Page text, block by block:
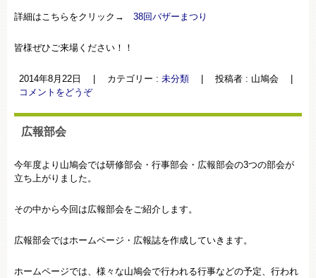
詳細はこちらをクリック→ 38回バザーまつり
皆様ぜひご来場ください！！
2014年8月22日 カテゴリー : 未分類 投稿者 : 山鳩会
コメントをどうぞ
広報部会
今年度より山鳩会では研修部会・行事部会・広報部会の3つの部会が
立ち上がりました。
その中から今回は広報部会をご紹介します。
広報部会ではホームページ・広報誌を作成していきます。
ホームページでは、様々な山鳩会で行われる行事などの予定、行われ